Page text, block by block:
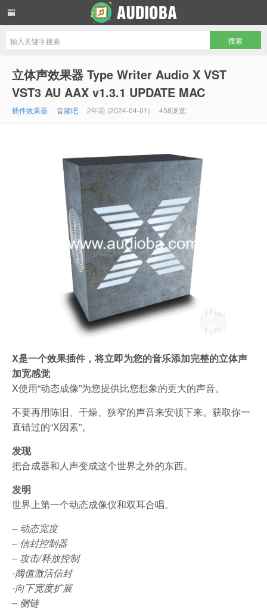
立体声效果器 Type Writer Audio X VST
VST3 AU AAX v1.3.1 UPDATE MAC
插件效果器 音频吧 2年前 (2024-04-01) 458浏览
X是一个效果插件，将立即为您的音乐添加完整的立体声
加宽感觉
X使用“动态成像”为您提供比您想象的更大的声音。
不要再用陈旧、干燥、狭窄的声音来安顿下来。获取你一
直错过的“X因素”。
发现
把合成器和人声变成这个世界之外的东西。
发明
世界上第一个动态成像仪和双耳合唱。
– 动态宽度
– 信封控制器
– 攻击/释放控制
-阈值激活信封
-向下宽度扩展
– 侧链